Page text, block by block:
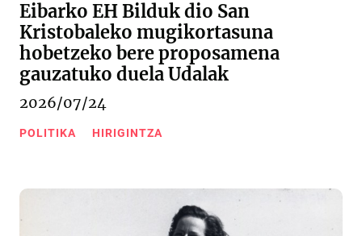
Eibarko EH Bilduk dio San
Kristobaleko mugikortasuna
hobetzeko bere proposamena
gauzatuko duela Udalak
2026/07/24
POLITIKA HIRIGINTZA